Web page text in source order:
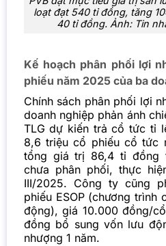
loạt đạt 540 tỉ đồng, tăng
40 tỉ đồng. Ảnh: Tin
Kế hoạch phân phối lợi
phiếu năm 2025 của ba
Chính sách phân phối lợi
doanh nghiệp phản ánh
TLG dự kiến trả cổ tức tỉ
8,6 triệu cổ phiếu cổ tức
tổng giá trị 86,4 tỉ đồng
chưa phân phối, thực
III/2025. Công ty cũng
phiếu ESOP (chương trình
động), giá 10.000 đồng/
đồng bổ sung vốn lưu
nhượng 1 năm.